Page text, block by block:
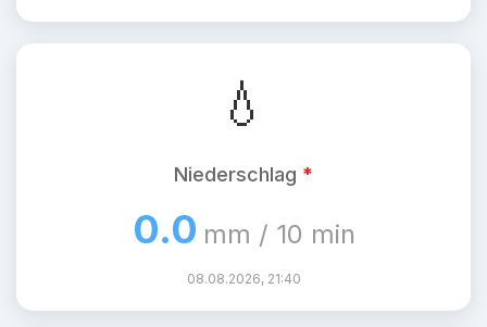
💧
Niederschlag *
0.0 mm / 10 min
08.08.2026, 21:40